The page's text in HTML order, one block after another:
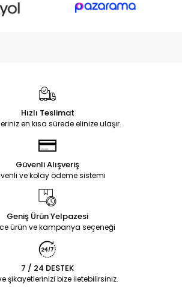
Hızlı Teslimat
en kısa sürede elinize ulaşır.
Güvenli Alışveriş
ve kolay ödeme sistemi
Geniş Ürün Yelpazesi
ürün ve kampanya seçeneği
7 / 24 DESTEK
şikayetlerinizi bize iletebilirsiniz.